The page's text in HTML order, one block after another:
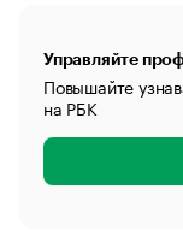
Управляйте
Повышайте
на РБК